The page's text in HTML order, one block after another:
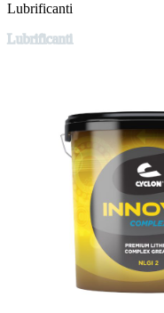
Lubrificanti
Lubrificanti